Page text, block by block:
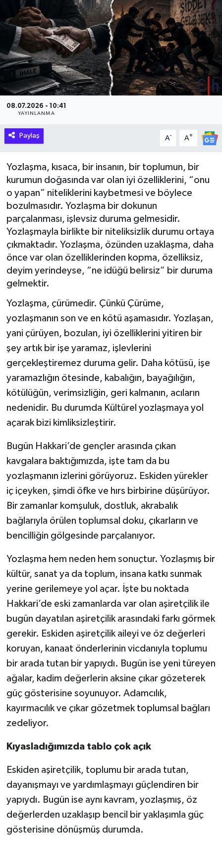
08.07.2026 - 10:41
YAYINLANMA
Paylaş A- A+
Yozlaşma, kısaca, bir insanın, bir toplumun, bir
kurumun doğasında var olan iyi özelliklerini, “onu
o yapan” niteliklerini kaybetmesi ve böylece
bozulmasıdır. Yozlaşma bir dokunun
parçalanması, işlevsiz duruma gelmesidir.
Yozlaşmayla birlikte bir niteliksizlik durumu ortaya
çıkmaktadır. Yozlaşma, özünden uzaklaşma, daha
önce var olan özelliklerinden kopma, özelliksiz,
deyim yerindeyse, “ne idüğü belirsiz” bir duruma
gelmektir.
Yozlaşma, çürümedir. Çünkü Çürüme,
yozlaşmanın son ve en kötü aşamasıdır. Yozlaşan,
yani çürüyen, bozulan, iyi özelliklerini yitiren bir
şey artık bir işe yaramaz, işlevlerini
gerçekleştiremez duruma gelir. Daha kötüsü, işe
yaramazlığın ötesinde, kabalığın, bayağılığın,
kötülüğün, verimsizliğin, geri kalmanın, acıların
nedenidir. Bu durumda Kültürel yozlaşmaya yol
açarak bizi kimliksizleştirir.
Bugün Hakkari’de gençler arasında çıkan
kavgalara baktığımızda, işte tam da bu
yozlaşmanın izlerini görüyoruz. Eskiden yürekler
iç içeyken, şimdi öfke ve hırs birbirine düşürüyor.
Bir zamanlar komşuluk, dostluk, akrabalık
bağlarıyla örülen toplumsal doku, çıkarların ve
bencilliğin gölgesinde parçalanıyor.
Yozlaşma hem neden hem sonuçtur. Yozlaşmış bir
kültür, sanat ya da toplum, insana katkı sunmak
yerine gerilemeye yol açar. İşte bu noktada
Hakkari’de eski zamanlarda var olan aşiretçilik ile
bugün dayatılan aşiretçilik arasındaki farkı görmek
gerekir. Eskiden aşiretçilik aileyi ve öz değerleri
koruyan, kanaat önderlerinin vicdanıyla toplumu
bir arada tutan bir yapıydı. Bugün ise yeni türeyen
ağalar, kadim değerlerin aksine çıkar gözeterek
güç gösterisine soyunuyor. Adamcılık,
kayırmacılık ve çıkar gözetmek toplumsal bağları
zedeliyor.
Kıyasladığımızda tablo çok açık
Eskiden aşiretçilik, toplumu bir arada tutan,
dayanışmayı ve yardımlaşmayı güçlendiren bir
yapıydı. Bugün ise aynı kavram, yozlaşmış, öz
değerlerden uzaklaşıp bencil bir yaklaşımla güç
gösterisine dönüşmüş durumda.
Hakkari Haber
İLGİNÇ HABERLER
KADIN
KÜLTÜR SANAT
MAKALE
POLİTİKA
REKLAM
SAĞLIK
SİYASET
SPOR
TEKNOLOJİ
YAŞAM